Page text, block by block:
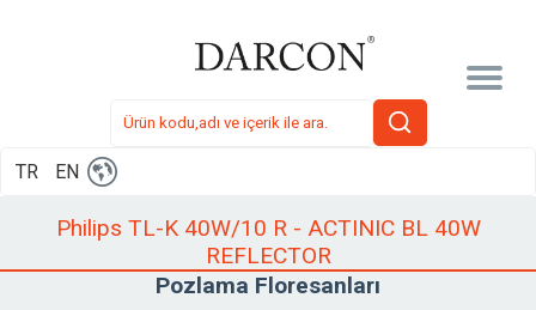
TR EN
Philips TL-K 40W/10 R - ACTINIC BL 40W
REFLECTOR
Pozlama Floresanları